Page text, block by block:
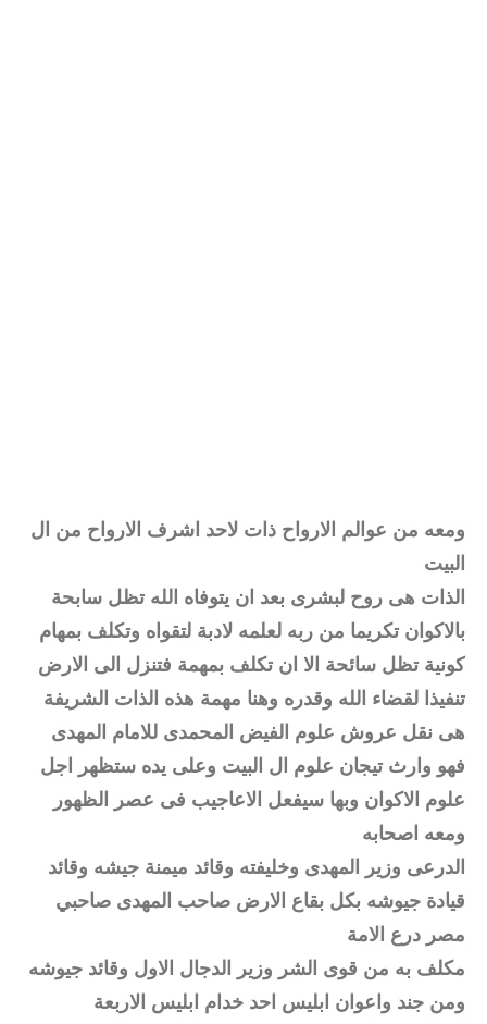
ومعه من عوالم الارواح ذات لاحد اشرف الارواح من ال
البيت
الذات هى روح لبشرى بعد ان يتوفاه الله تظل سابحة
بالاكوان تكريما من ربه لعلمه لادبة لتقواه وتكلف بمهام
كونية تظل سائحة الا ان تكلف بمهمة فتنزل الى الارض
تنفيذا لقضاء الله وقدره وهنا مهمة هذه الذات الشريفة
هى نقل عروش علوم الفيض المحمدى للامام المهدى
فهو وارث تيجان علوم ال البيت وعلى يده ستظهر اجل
علوم الاكوان وبها سيفعل الاعاجيب فى عصر الظهور
ومعه اصحابه
الدرعى وزير المهدى وخليفته وقائد ميمنة جيشه وقائد
قيادة جيوشه بكل بقاع الارض صاحب المهدى صاحبي
مصر درع الامة
مكلف به من قوى الشر وزير الدجال الاول وقائد جيوشه
ومن جند واعوان ابليس احد خدام ابليس الاربعة